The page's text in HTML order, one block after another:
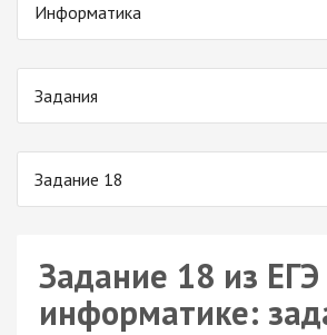
Информатика
Задания
Задание 18
Задание 18 из
информатике: